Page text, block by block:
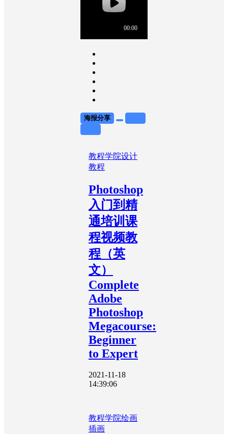
海报分享
教程学院设计
教程
Photoshop
入门到精
通培训课
程视频教
程（英
文）
Complete
Adobe
Photoshop
Megacourse:
Beginner
to Expert
2021-11-18
14:39:06
教程学院绘画
插画